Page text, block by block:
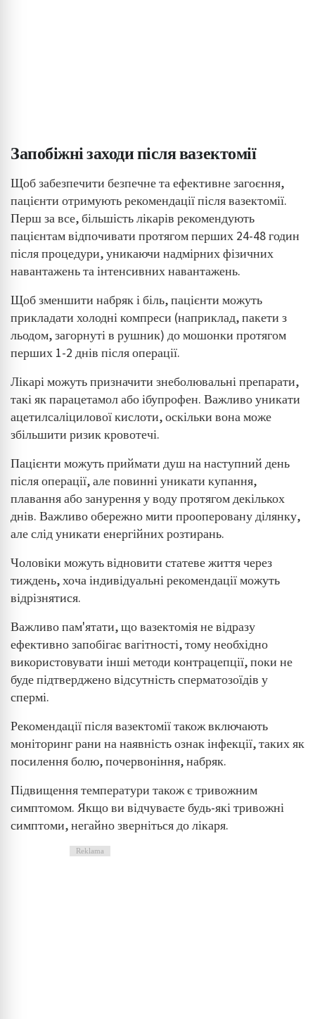
Запобіжні заходи після вазектомії
Щоб забезпечити безпечне та ефективне загоєння,
пацієнти отримують рекомендації після вазектомії.
Перш за все, більшість лікарів рекомендують
пацієнтам відпочивати протягом перших 24-48 годин
після процедури, уникаючи надмірних фізичних
навантажень та інтенсивних навантажень.
Щоб зменшити набряк і біль, пацієнти можуть
прикладати холодні компреси (наприклад, пакети з
льодом, загорнуті в рушник) до мошонки протягом
перших 1-2 днів після операції.
Лікарі можуть призначити знеболювальні препарати,
такі як парацетамол або ібупрофен. Важливо уникати
ацетилсаліцилової кислоти, оскільки вона може
збільшити ризик кровотечі.
Пацієнти можуть приймати душ на наступний день
після операції, але повинні уникати купання,
плавання або занурення у воду протягом декількох
днів. Важливо обережно мити прооперовану ділянку,
але слід уникати енергійних розтирань.
Чоловіки можуть відновити статеве життя через
тиждень, хоча індивідуальні рекомендації можуть
відрізнятися.
Важливо пам'ятати, що вазектомія не відразу
ефективно запобігає вагітності, тому необхідно
використовувати інші методи контрацепції, поки не
буде підтверджено відсутність сперматозоїдів у
спермі.
Рекомендації після вазектомії також включають
моніторинг рани на наявність ознак інфекції, таких як
посилення болю, почервоніння, набряк.
Підвищення температури також є тривожним
симптомом. Якщо ви відчуваєте будь-які тривожні
симптоми, негайно зверніться до лікаря.
Reklama